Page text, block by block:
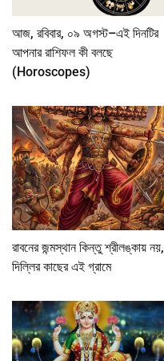
আজ, রবিবার, ০৯ অগস্ট–এই দিনটির
আপনার রাশিফল কী বলছে
(Horoscopes)
রাবনের জন্মস্থান কিন্তু শ্রীলঙ্কায় নয়,
দিল্লির কাছের এই গ্রামে